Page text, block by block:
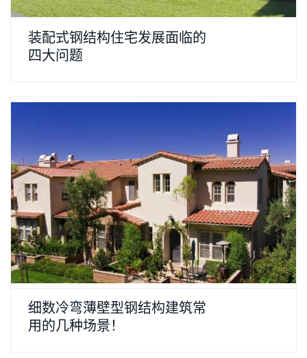
装配式钢结构住宅发展面临的
四大问题
细数冷弯薄壁型钢结构建筑常
用的几种场景！